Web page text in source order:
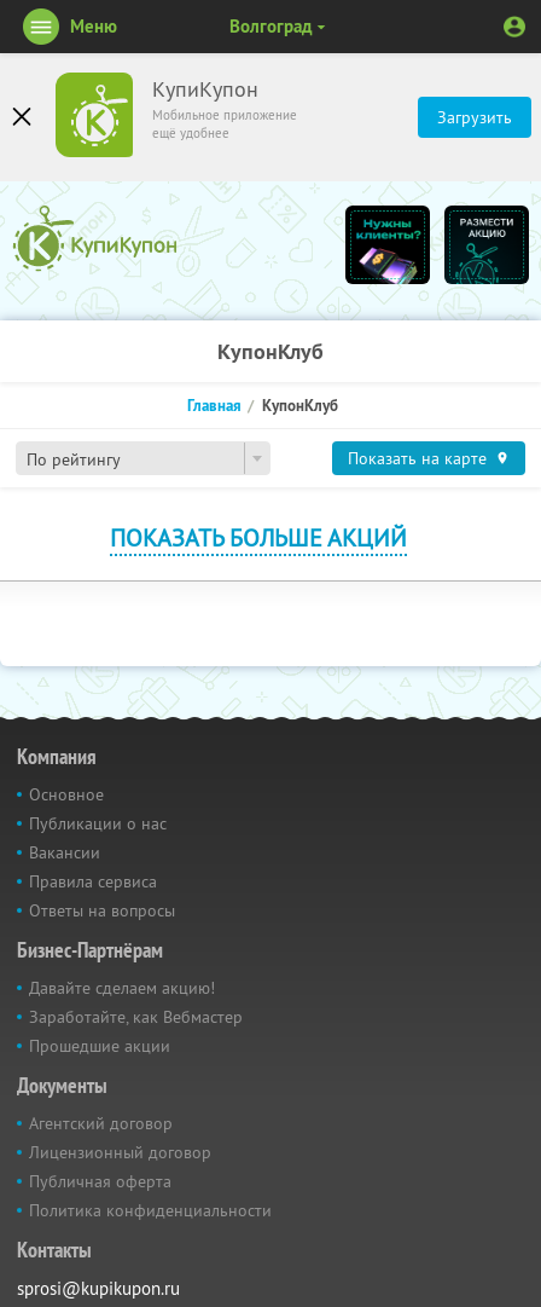
КупиКупон
Мобильное приложение
ещё удобнее
Загрузить
Меню Волгоград
КупонКлуб
По рейтингу
Главная КупонКлуб
Показать на карте
ПОКАЗАТЬ БОЛЬШЕ АКЦИЙ
Компания
Основное
Публикации о нас
Вакансии
Правила сервиса
Ответы на вопросы
Бизнес-Партнёрам
Давайте сделаем акцию!
Заработайте, как Вебмастер
Прошедшие акции
Документы
Агентский договор
Лицензионный договор
Публичная оферта
Политика конфиденциальности
Контакты
sprosi@kupikupon.ru